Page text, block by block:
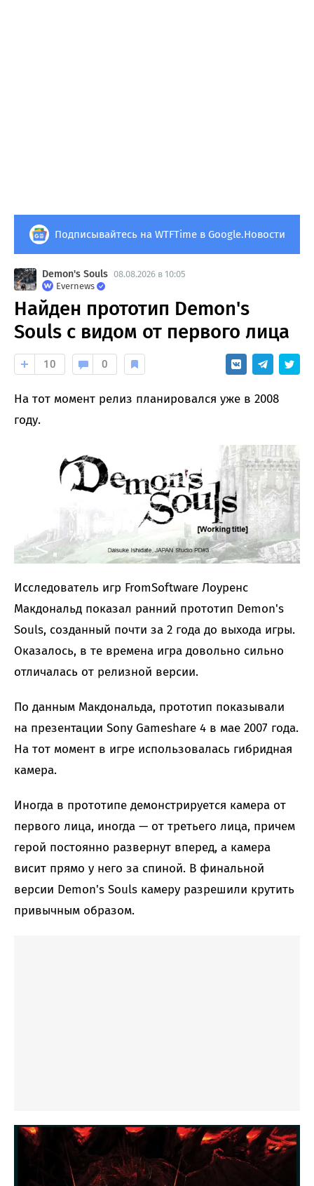
Подписывайтесь на WTFTime в Google.Новости
Demon's Souls 08.08.2026 в 10:05
Evernews
Найден прототип Demon's
Souls с видом от первого лица
10 0
На тот момент релиз планировался уже в 2008
году.
Исследователь игр FromSoftware Лоуренс
Макдональд показал ранний прототип Demon's
Souls, созданный почти за 2 года до выхода игры.
Оказалось, в те времена игра довольно сильно
отличалась от релизной версии.
По данным Макдональда, прототип показывали
на презентации Sony Gameshare 4 в мае 2007 года.
На тот момент в игре использовалась гибридная
камера.
Иногда в прототипе демонстрируется камера от
первого лица, иногда — от третьего лица, причем
герой постоянно развернут вперед, а камера
висит прямо у него за спиной. В финальной
версии Demon's Souls камеру разрешили крутить
привычным образом.